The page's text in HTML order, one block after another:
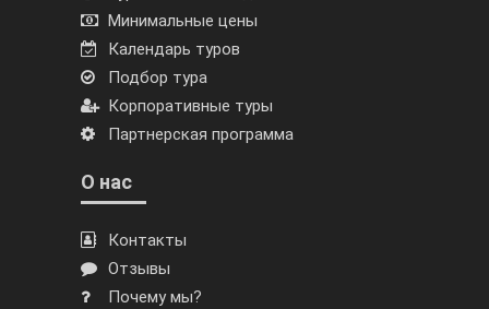
Минимальные цены
Календарь туров
Подбор тура
Корпоративные туры
Партнерская программа
О нас
Контакты
Отзывы
Почему мы?